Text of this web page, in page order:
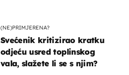
(NE)PRIMJERENA?
Svećenik kritizirao kratku
odjeću usred toplinskog
vala, slažete li se s njim?